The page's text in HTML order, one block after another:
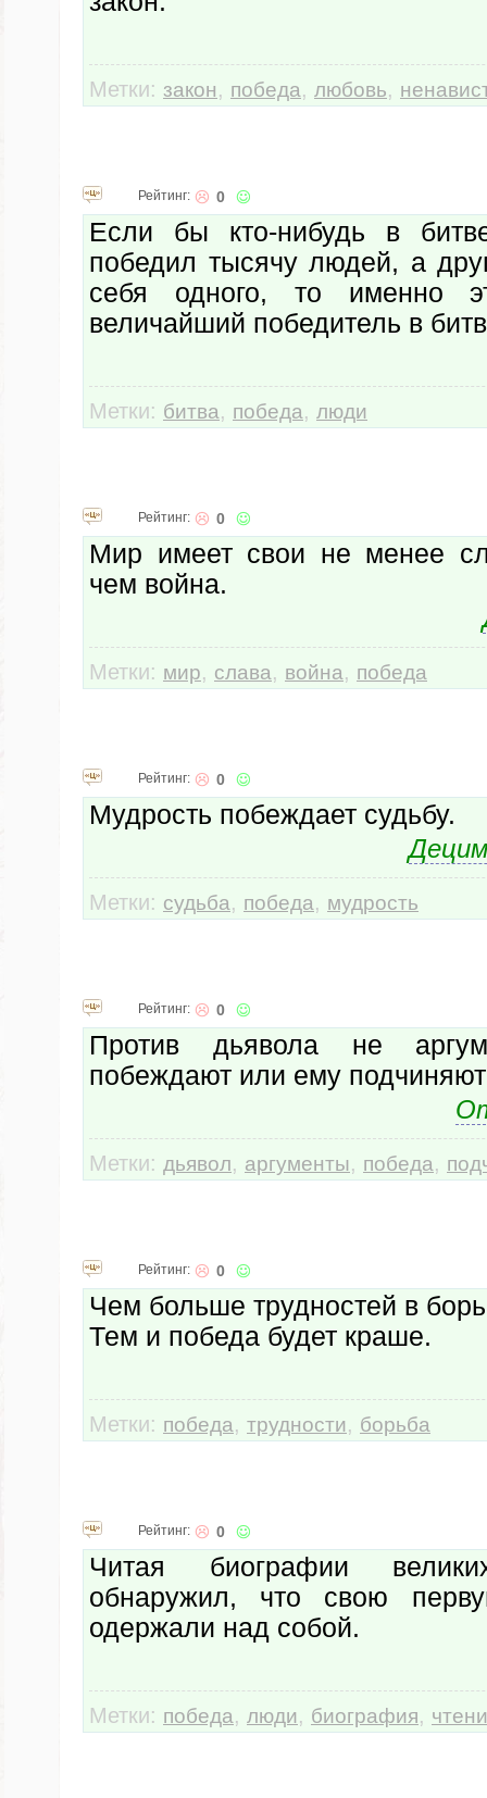
Метки: закон, победа, любовь,
Рейтинг: 0
Если бы кто-нибудь в
победил тысячу людей, а
себя одного, то именно
величайший победитель в
Метки: битва, победа, люди
Рейтинг: 0
Мир имеет свои не менее
чем война.
Метки: мир, слава, война, победа
Рейтинг: 0
Мудрость побеждает судьбу.
Метки: судьба, победа, мудрость
Рейтинг: 0
Против дьявола не
побеждают или ему
Метки: дьявол, аргументы, победа,
Рейтинг: 0
Чем больше трудностей в
Тем и победа будет краше.
Метки: победа, трудности, борьба
Рейтинг: 0
Читая биографии
обнаружил, что свою
одержали над собой.
Метки: победа, люди, биография,